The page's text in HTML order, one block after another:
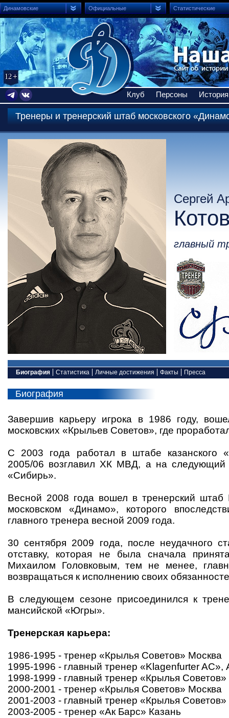
Динамовские Официальные Статистические
Клуб Персоны История
Тренеры и тренерский штаб московского
Сергей
главный
Биография
Биография
Завершив карьеру игрока в 1986 году,
московских «Крыльев Советов», где
С 2003 года работал в штабе казанского
2005/06 возглавил ХК МВД, а на следующий
«Сибирь».
Весной 2008 года вошел в тренерский штаб
московском «Динамо», которого
главного тренера весной 2009 года.
30 сентября 2009 года, после неудачного
отставку, которая не была сначала
Михаилом Головковым, тем не менее,
возвращаться к исполнению своих
В следующем сезоне присоединился к
мансийской «Югры».
Тренерская карьера:
1986-1995 - тренер «Крылья Советов» Москва
1995-1996 - главный тренер «Klagenfurter AC»,
1998-1999 - главный тренер «Крылья
2000-2001 - тренер «Крылья Советов» Москва
2001-2003 - главный тренер «Крылья
2003-2005 - тренер «Ак Барс» Казань
Статистика Личные достижения Факты Пресса